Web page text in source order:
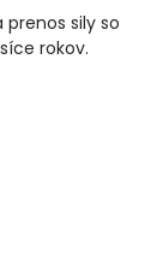
prenos sily so
rokov.